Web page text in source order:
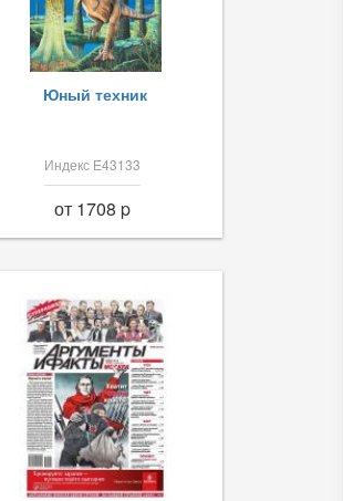
Юный техник
Индекс Е43133
от 1708 p